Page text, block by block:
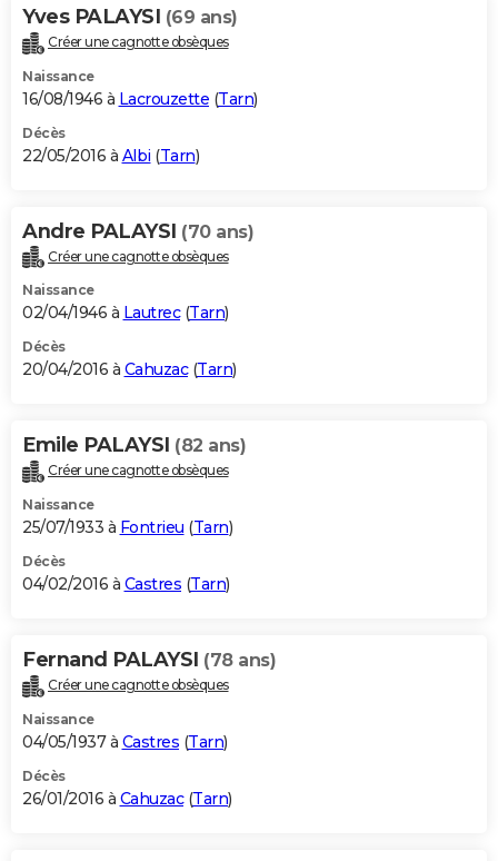
Yves PALAYSI (69 ans)
Créer une cagnotte obsèques
Naissance
16/08/1946 à Lacrouzette (Tarn)
Décès
22/05/2016 à Albi (Tarn)
Andre PALAYSI (70 ans)
Créer une cagnotte obsèques
Naissance
02/04/1946 à Lautrec(Tarn)
Décès
20/04/2016 à Cahuzac(Tarn)
Emile PALAYSI (82 ans)
Créer une cagnotte obsèques
Naissance
25/07/1933 à Fontrieu (Tarn)
Décès
04/02/2016 à Castres (Tarn)
Fernand PALAYSI (78 ans)
Créer une cagnotte obsèques
Naissance
04/05/1937 à Castres (Tarn)
Décès
26/01/2016 à Cahuzac(Tarn)